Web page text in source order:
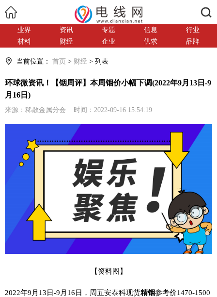
业界 资讯 专题 信息
行业
材料
财经 企业 供求 品牌
当前位置： 首页 > 财经 > 列表
环球微资讯！【铟周评】本周铟价小幅下调(2022年9月13日-9
月16日)
来源：稀散金属分会 时间：2022-09-16 15:54:19
【资料图】
2022年9月13日-9月16日，周五安泰科现货精铟参考价1470-1500